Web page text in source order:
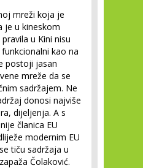
mreži koja je
je u kineskom
u Kini nisu
kao na
postoji jasan
mreže da se
sadržajem. Ne
donosi najviše
dijeljenja. A s
članica EU
modernim EU
tiču sadržaja u
Čolaković.